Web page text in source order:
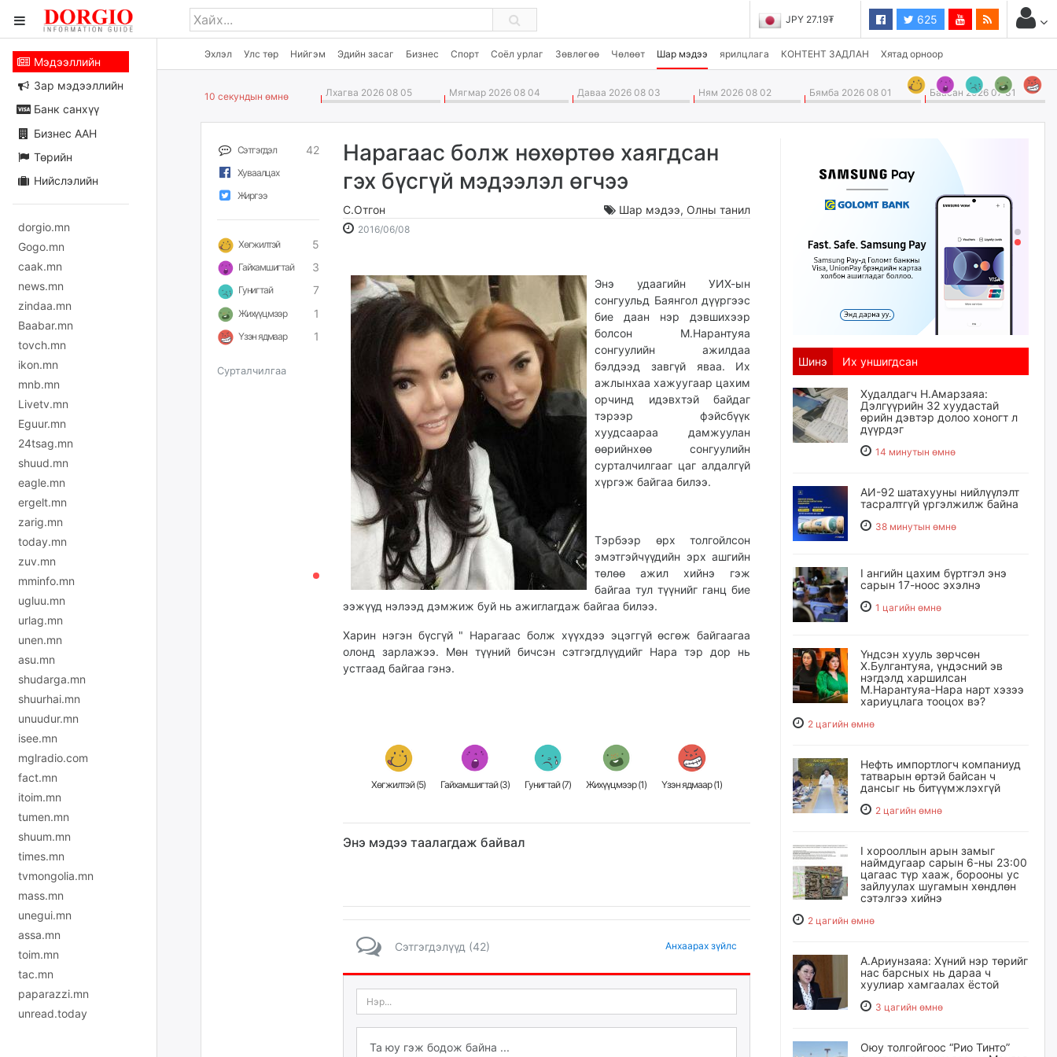
JPY 27.19₮ 625
Эхлэл Улс төр Нийгэм Эдийн засаг Бизнес Спорт Соёл урлаг Зөвлөгөө Чөлөөт Шар мэдээ ярилцлага КОНТЕНТ ЗАДЛАН Хятад орноор
Мэдээллийн
Зар мэдээллийн
Банк санхүү
Бизнес ААН
Төрийн
Нийслэлийн
dorgio.mn
Gogo.mn
caak.mn
news.mn
zindaa.mn
Baabar.mn
tovch.mn
ikon.mn
mnb.mn
Livetv.mn
Eguur.mn
24tsag.mn
shuud.mn
eagle.mn
ergelt.mn
zarig.mn
today.mn
zuv.mn
mminfo.mn
ugluu.mn
urlag.mn
unen.mn
asu.mn
shudarga.mn
shuurhai.mn
unuudur.mn
isee.mn
mglradio.com
fact.mn
itoim.mn
tumen.mn
shuum.mn
times.mn
tvmongolia.mn
mass.mn
unegui.mn
assa.mn
toim.mn
tac.mn
paparazzi.mn
unread.today
10 секундын өмнө Лхагва 2026 08 05 Мягмар 2026 08 04 Даваа 2026 08 03 Ням 2026 08 02 Бямба 2026 08 01 Баасан 2026 07 31
Сэтгэгдэл 42
Хуваалцах
Жиргээ
Хөгжилтэй 5
Гайхамшигтай 3
Гунигтай 7
Жихүүцмээр 1
Үзэн ядмаар 1
Сурталчилгаа
Нарагаас болж нөхөртөө хаягдсан
гэх бүсгүй мэдээлэл өгчээ
С.Отгон Шар мэдээ, Олны танил
2016/06/082016-
14:59:08
2026-
13:00:28
Энэ удаагийн УИХ-ын
сонгуульд Баянгол дүүргээс
бие даан нэр дэвшихээр
болсон М.Нарантуяа
сонгуулийн ажилдаа
бэлдээд завгүй яваа. Их
ажлынхаа хажуугаар цахим
орчинд идэвхтэй байдаг
тэрээр фэйсбүүк
хуудсаараа дамжуулан
өөрийнхөө сонгуулийн
сурталчилгааг цаг алдалгүй
хүргэж байгаа билээ.
Тэрбээр өрх толгойлсон
эмэтгэйчүүдийн эрх ашгийн
төлөө ажил хийнэ гэж
байгаа тул түүнийг ганц бие
ээжүүд нэлээд дэмжиж буй нь ажиглагдаж байгаа билээ.
Харин нэгэн бүсгүй " Нарагаас болж хүүхдээ эцэггүй өсгөж байгаагаа
олонд зарлажээ. Мөн түүний бичсэн сэтгэгдлүүдийг Нара тэр дор нь
устгаад байгаа гэнэ.
Хөгжилтэй (5) Гайхамшигтай (3) Гунигтай (7) Жихүүцмээр (1) Үзэн ядмаар (1)
Энэ мэдээ таалагдаж байвал
Сэтгэгдэлүүд (42) Анхаарах зүйлс
Шинэ Их уншигдсан
Худалдагч Н.Амарзаяа:
Дэлгүүрийн 32 хуудастай
өрийн дэвтэр долоо хоногт л
дүүрдэг
14 минутын өмнө
АИ-92 шатахууны нийлүүлэлт
тасралтгүй үргэлжилж байна
38 минутын өмнө
I ангийн цахим бүртгэл энэ
сарын 17-ноос эхэлнэ
1 цагийн өмнө
Үндсэн хууль зөрчсөн
Х.Булгантуяа, үндэсний эв
нэгдэлд харшилсан
М.Нарантуяа-Нара нарт хэзээ
хариуцлага тооцох вэ?
2 цагийн өмнө
Нефть импортлогч компаниуд
татварын өртэй байсан ч
дансыг нь битүүмжлэхгүй
2 цагийн өмнө
I хорооллын арын замыг
наймдугаар сарын 6-ны 23:00
цагаас түр хааж, борооны ус
зайлуулах шугамын хөндлөн
сэтэлгээ хийнэ
2 цагийн өмнө
А.Ариунзаяа: Хүний нэр төрийг
нас барсных нь дараа ч
хуулиар хамгаалах ёстой
3 цагийн өмнө
Оюу толгойгоос “Рио Тинто”